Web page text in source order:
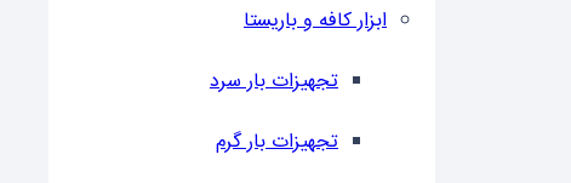
ابزار کافه و باریستا
تجهیزات بار سرد
تجهیزات بار گرم